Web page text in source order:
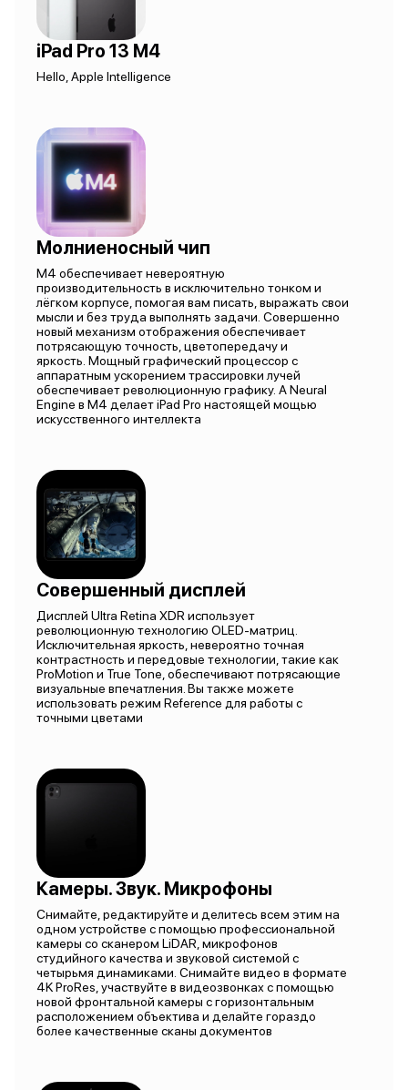
iPad Pro 13 M4
Hello, Apple Intelligence
Молниеносный чип
M4 обеспечивает невероятную
производительность в исключительно тонком и
лёгком корпусе, помогая вам писать, выражать свои
мысли и без труда выполнять задачи. Совершенно
новый механизм отображения обеспечивает
потрясающую точность, цветопередачу и
яркость. Мощный графический процессор с
аппаратным ускорением трассировки лучей
обеспечивает революционную графику. А Neural
Engine в M4 делает iPad Pro настоящей мощью
искусственного интеллекта
Совершенный дисплей
Дисплей Ultra Retina XDR использует
революционную технологию OLED-матриц.
Исключительная яркость, невероятно точная
контрастность и передовые технологии, такие как
ProMotion и True Tone, обеспечивают потрясающие
визуальные впечатления. Вы также можете
использовать режим Reference для работы с
точными цветами
Камеры. Звук. Микрофоны
Снимайте, редактируйте и делитесь всем этим на
одном устройстве с помощью профессиональной
камеры со сканером LiDAR, микрофонов
студийного качества и звуковой системой с
четырьмя динамиками. Снимайте видео в формате
4K ProRes, участвуйте в видеозвонках с помощью
новой фронтальной камеры с горизонтальным
расположением объектива и делайте гораздо
более качественные сканы документов